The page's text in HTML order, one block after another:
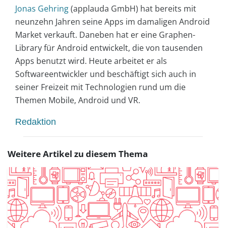
Jonas Gehring(applauda GmbH) hat bereits mit
neunzehn Jahren seine Apps im damaligen Android
Market verkauft. Daneben hat er eine Graphen-
Library für Android entwickelt, die von tausenden
Apps benutzt wird. Heute arbeitet er als
Softwareentwickler und beschäftigt sich auch in
seiner Freizeit mit Technologien rund um die
Themen Mobile, Android und VR.
Redaktion
Weitere Artikel zu diesem Thema